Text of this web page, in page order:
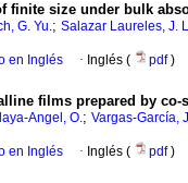
finite size under bulk
G. Yu.; Salazar Laureles, J.
en Inglés · Inglés ( pdf)
films prepared by co-
Angel, O.; Vargas-García,
en Inglés · Inglés ( pdf)